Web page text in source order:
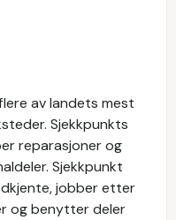
av landets mest
Sjekkpunkts
reparasjoner og
Sjekkpunkt
jobber etter
og benytter deler